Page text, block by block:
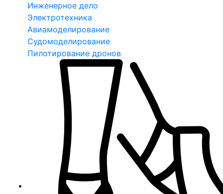
Инженерное дело
Электротехника
Авиамоделирование
Судомоделирование
Пилотирование дронов